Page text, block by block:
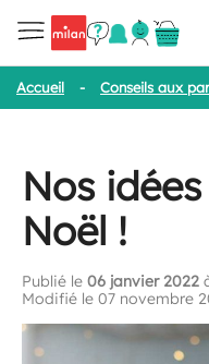
Accueil - Conseils aux
Nos
Noël !
Publié le 06 janvier 2022
Modifié le 07 novembre